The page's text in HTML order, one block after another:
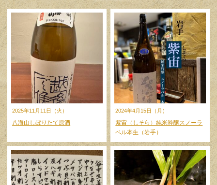
2025年11月11日（火）
八海山しぼりたて原酒
2024年4月15日（月）
紫宙（しそら）純米吟醸スノーラ
ベル本生（岩手）